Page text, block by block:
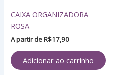
CAIXA ORGANIZADORA
ROSA
A partir deR$17,90
Adicionar ao carrinho